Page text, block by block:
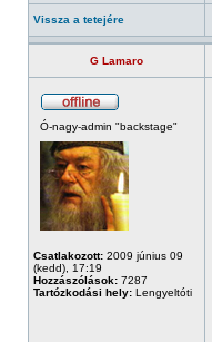
Vissza a tetejére
G Lamaro
Ó-nagy-admin "backstage"
Csatlakozott: 2009 június 09
(kedd), 17:19
Hozzászólások: 7287
Tartózkodási hely: Lengyeltóti